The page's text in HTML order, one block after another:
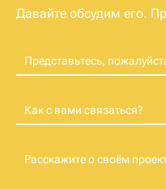
Давайте обсудим его.
Представьтесь,
Как с вами связаться?
Расскажите о своём